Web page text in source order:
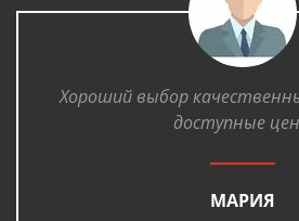
Хороший выбор
доступные
МАРИЯ